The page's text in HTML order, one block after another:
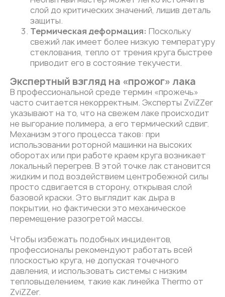
слой до критических значений, лишив деталь
защиты.
Термическая деформация: Поскольку
свежий лак имеет более низкую температуру
стеклования, тепло от трения круга быстрее
приводит его в состояние текучести.
Экспертный взгляд на «прожог» лака
В профессиональной среде термин «прожечь»
часто считается некорректным. Эксперты ZviZZer
указывают на то, что на свежем лаке происходит
не выгорание полимера, а его термический сдвиг.
Механизм этого процесса таков: при
использовании роторной машинки на высоких
оборотах или при работе краем круга возникает
локальный перегрев. В этой точке лак становится
жидким и под воздействием центробежной силы
просто сдвигается в сторону, открывая слой
базовой краски. Это выглядит как дыра в
покрытии, но фактически это механическое
перемещение разогретой массы.
Чтобы избежать подобных инцидентов,
профессионалы рекомендуют работать всей
плоскостью круга, не допуская точечного
давления, и использовать системы с низким
тепловыделением, такие как линейка Thermo от
ZviZZer.